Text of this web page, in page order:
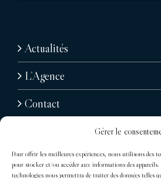
Gérer le
Pour offrir les meilleures expériences, nous utilisons des
pour stocker et/ou accéder aux informations des
technologies nous permettra de traiter des données telles
Actualités
L’Agence
Contact